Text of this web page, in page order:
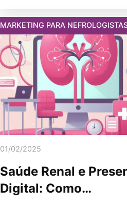
MARKETING PARA
01/02/2025
Saúde Renal e
Digital: Como